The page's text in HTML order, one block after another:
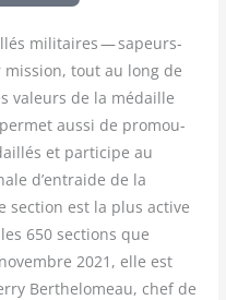
mili­taires — sapeurs-
tout au long de
valeurs de la médaille
aus­si de pro­mou­
et par­ti­cipe au
d’entraide de la
sec­tion est la plus active
650 sec­tions que
2021, elle est
Ber­the­lo­meau, chef de